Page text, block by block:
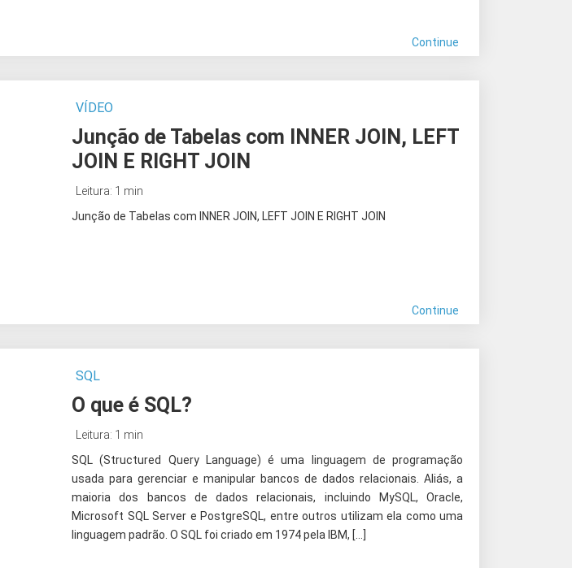
Continue
VÍDEO
Junção de Tabelas com INNER JOIN, LEFT
JOIN E RIGHT JOIN
Leitura: 1 min
Junção de Tabelas com INNER JOIN, LEFT JOIN E RIGHT JOIN
Continue
SQL
O que é SQL?
Leitura: 1 min
SQL (Structured Query Language) é uma linguagem de programação
usada para gerenciar e manipular bancos de dados relacionais. Aliás, a
maioria dos bancos de dados relacionais, incluindo MySQL, Oracle,
Microsoft SQL Server e PostgreSQL, entre outros utilizam ela como uma
linguagem padrão. O SQL foi criado em 1974 pela IBM, […]